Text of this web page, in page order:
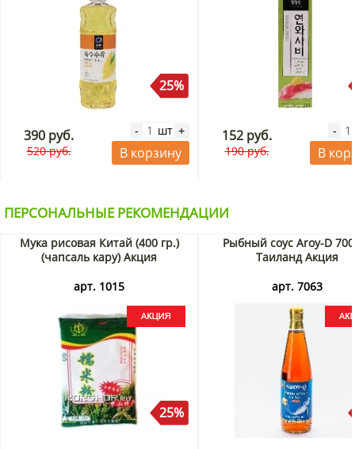
25%
390 руб.
520 руб.
- шт +
В корзину
152 руб.
190 руб.
-
В
ПЕРСОНАЛЬНЫЕ РЕКОМЕНДАЦИИ
Мука рисовая Китай (400 гр.)
(чапсаль кару) Акция
арт. 1015
25%
Рыбный соус Aroy-D
Таиланд Акция
арт. 7063